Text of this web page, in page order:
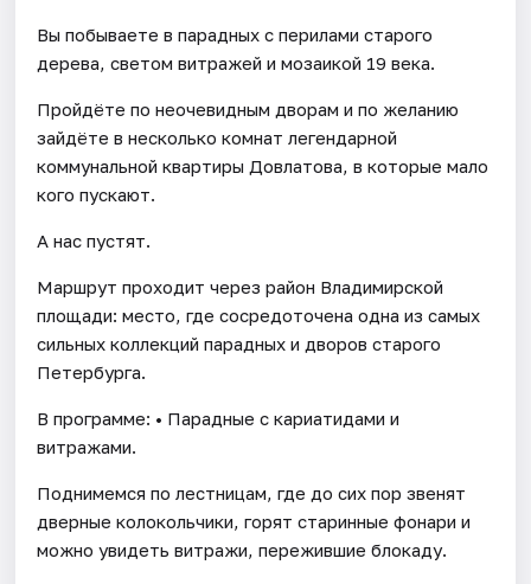
Вы побываете в парадных с перилами старого
дерева, светом витражей и мозаикой 19 века.
Пройдёте по неочевидным дворам и по желанию
зайдёте в несколько комнат легендарной
коммунальной квартиры Довлатова, в которые мало
кого пускают.
А нас пустят.
Маршрут проходит через район Владимирской
площади: место, где сосредоточена одна из самых
сильных коллекций парадных и дворов старого
Петербурга.
В программе: • Парадные с кариатидами и
витражами.
Поднимемся по лестницам, где до сих пор звенят
дверные колокольчики, горят старинные фонари и
можно увидеть витражи, пережившие блокаду.